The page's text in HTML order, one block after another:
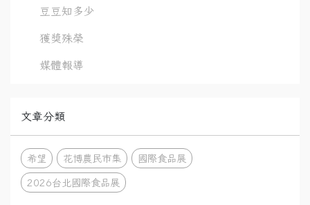
豆豆知多少
獲獎殊榮
媒體報導
文章分類
希望 花博農民市集
國際食品展
2026台北國際食品展